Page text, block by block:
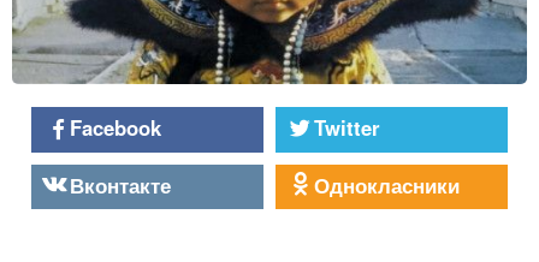
Facebook
Twitter
Вконтакте
Однокласники